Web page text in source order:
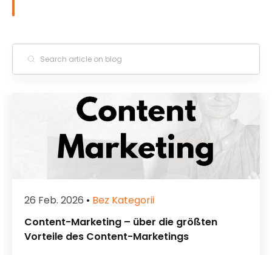
26 Feb. 2026 • Bez Kategorii
Content-Marketing – über die größten
Vorteile des Content-Marketings